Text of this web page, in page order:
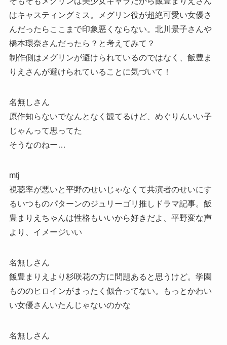
はキャスティングミス。メグリン役が超絶可愛い女優さ
んだったらここまで印象悪くならない。北川景子さんや
橋本環奈さんだったら？と考えてみて？
制作側はメグリンが避けられているのではなく、飯豊ま
りえさんが避けられていることに気づいて！
名無しさん
原作知らないでなんとなく観てるけど、めぐりんいい子
じゃんって思ってた
そうなのねー…
mtj
視聴率が悪いと平野のせいじゃなくて共演者のせいにす
るいつものパターンのジュリーゴリ推しドラマ記事。飯
豊まりえちゃんは性格もいいから好きだよ、平野変な声
より、イメージいい
名無しさん
飯豊まりえより杉咲花の方に問題あると思うけど。学園
もののヒロインがまったく似合ってない。もっとかわい
い女優さんいたんじゃないのかな
名無しさん